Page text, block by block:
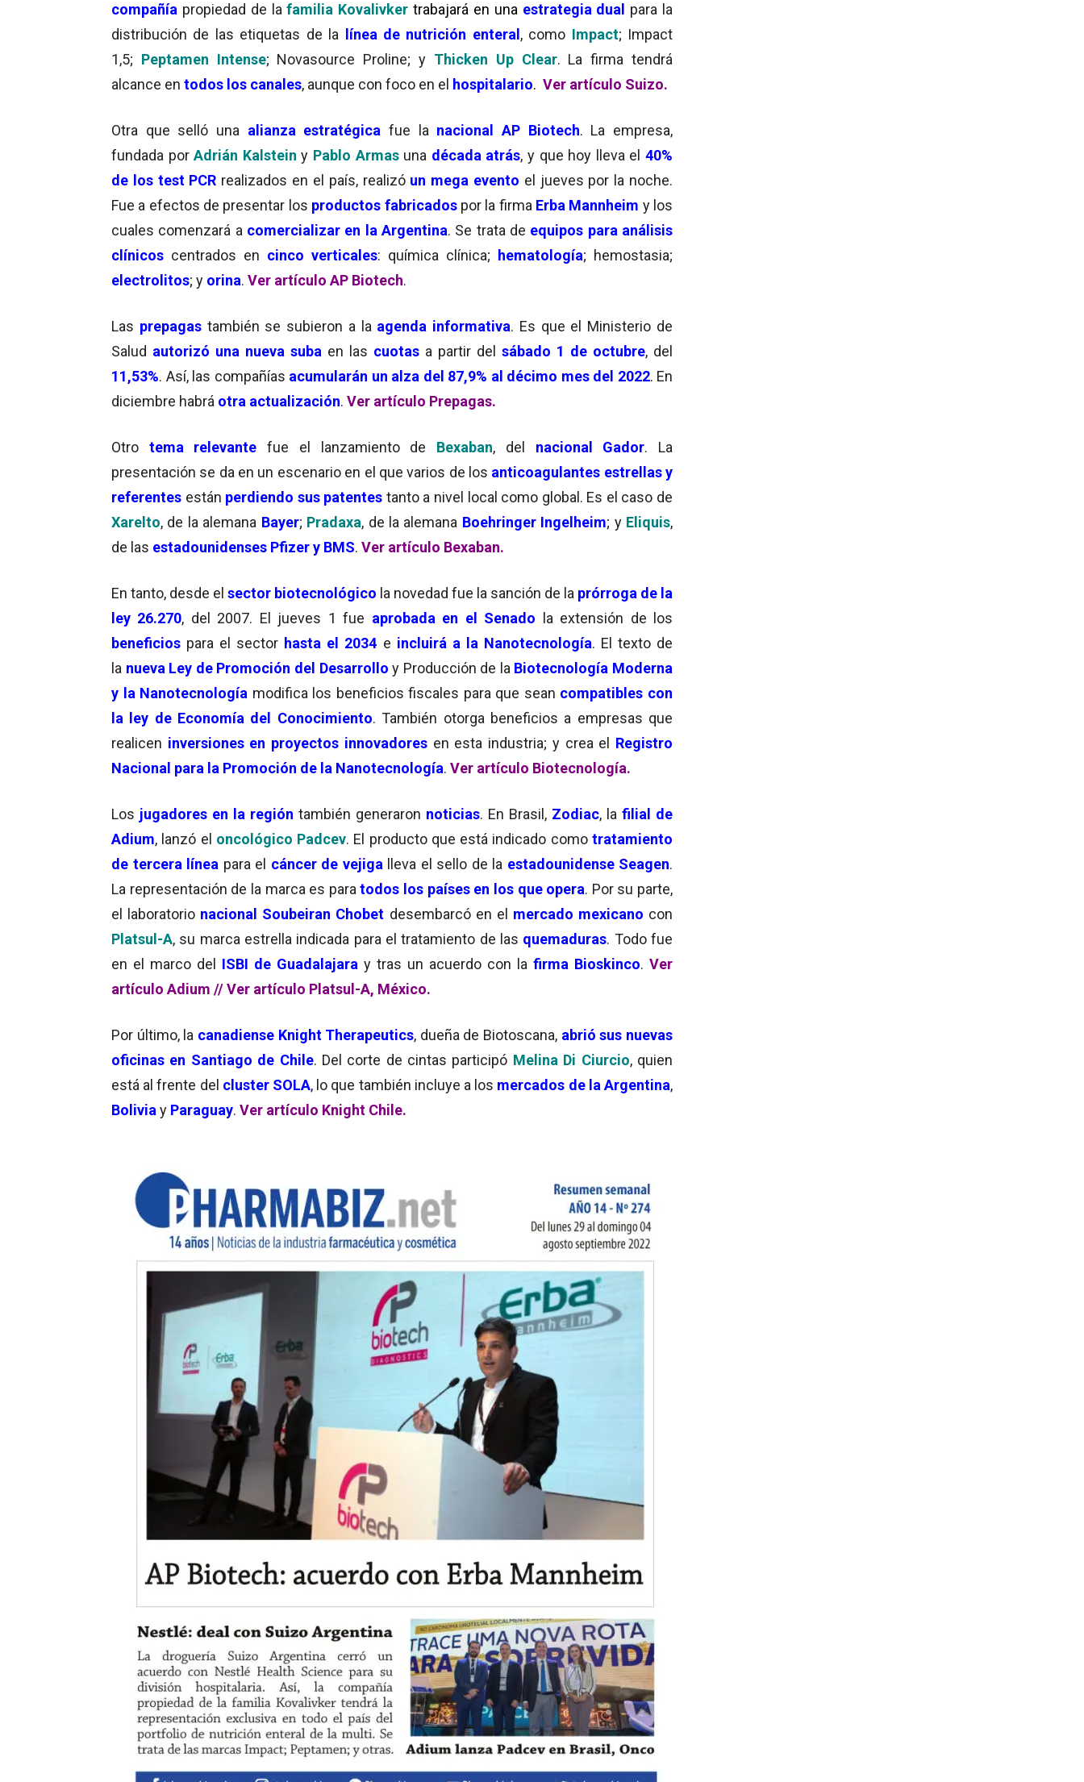
compañía propiedad de lafamilia Kovalivker trabajará en una estrategia dual para la
distribución de las etiquetas de la línea de nutrición enteral, como Impact; Impact
1,5; Peptamen Intense; Novasource Proline; y Thicken Up Clear. La firma tendrá
alcance en todos los canales, aunque con foco en el hospitalario. Ver artículo Suizo.
Otra que selló una alianza estratégica fue la nacional AP Biotech. La empresa,
fundada porAdrián Kalstein y Pablo Armasuna década atrás, y que hoy lleva el40%
de los test PCR realizados en el país, realizó un mega evento el jueves por la noche.
Fue a efectos de presentar los productos fabricadospor la firma Erba Mannheim y los
cuales comenzará a comercializar en la Argentina. Se trata de equipos para análisis
clínicos centrados en cinco verticales: química clínica; hematología; hemostasia;
electrolitos; y orina. Ver artículo AP Biotech.
Las prepagastambién se subieron a la agenda informativa. Es que el Ministerio de
Salud autorizó una nueva suba en las cuotas a partir del sábado 1 de octubre, del
11,53%. Así, las compañías acumularán un alza del 87,9% al décimo mes del 2022. En
diciembre habrá otra actualización. Ver artículo Prepagas.
Otro tema relevante fue el lanzamiento de Bexaban, del nacional Gador. La
presentación se da en un escenario en el que varios de los anticoagulantes estrellas y
referentes están perdiendo sus patentes tanto a nivel local como global. Es el caso de
Xarelto, de la alemana Bayer; Pradaxa, de la alemana Boehringer Ingelheim; y Eliquis,
de las estadounidenses Pfizer y BMS. Ver artículo Bexaban.
En tanto, desde el sector biotecnológico la novedad fue la sanción de la prórroga de la
ley 26.270, del 2007. El jueves 1 fue aprobada en el Senado la extensión de los
beneficios para el sector hasta el 2034 e incluirá a la Nanotecnología. El texto de
la nueva Ley de Promoción del Desarrollo y Producción de la Biotecnología Moderna
y la Nanotecnología modifica los beneficios fiscales para que sean compatibles con
la ley de Economía del Conocimiento. También otorga beneficios a empresas que
realicen inversiones en proyectos innovadores en esta industria; y crea el Registro
Nacional para la Promoción de la Nanotecnología. Ver artículo Biotecnología.
Los jugadores en la región también generaron noticias. En Brasil, Zodiac, la filial de
Adium, lanzó el oncológico Padcev. El producto que está indicado comotratamiento
de tercera línea para el cáncer de vejiga lleva el sello de la estadounidense Seagen.
La representación de la marca es para todos los países en los que opera. Por su parte,
el laboratorio nacional Soubeiran Chobet desembarcó en el mercado mexicano con
Platsul-A, su marca estrella indicada para el tratamiento de las quemaduras. Todo fue
en el marco del ISBI de Guadalajara y tras un acuerdo con la firma Bioskinco. Ver
artículo Adium //Ver artículo Platsul-A, México.
Por último, la canadiense Knight Therapeutics, dueña de Biotoscana, abrió sus nuevas
oficinas en Santiago de Chile. Del corte de cintas participó Melina Di Ciurcio, quien
está al frente del cluster SOLA, lo que también incluye a los mercados de la Argentina,
Bolivia y Paraguay. Ver artículo Knight Chile.